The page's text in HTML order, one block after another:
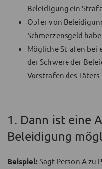
Beleidigung ein
Opfer von
Schmerzensgeld
Mögliche Strafen bei
der Schwere der
Vorstrafen des Täters
1. Dann ist eine
Beleidigung
Beispiel: Sagt Person A zu